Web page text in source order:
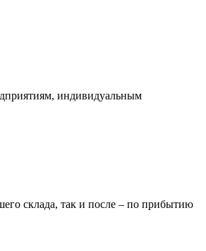
индивидуальным
склада, так и после – по прибытию